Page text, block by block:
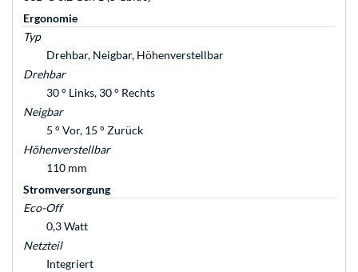
Ergonomie
Typ
Drehbar, Neigbar, Höhenverstellbar
Drehbar
30 ° Links, 30 ° Rechts
Neigbar
5 ° Vor, 15 ° Zurück
Höhenverstellbar
110 mm
Stromversorgung
Eco-Off
0,3 Watt
Netzteil
Integriert